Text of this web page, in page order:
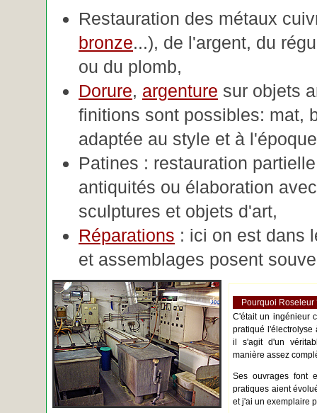
Restauration des métaux
bronze...), de l'argent, du
ou du plomb,
Dorure, argenture sur objets
finitions sont possibles: mat,
adaptée au style et à
Patines : restauration
antiquités ou élaboration
sculptures et objets d'art,
Réparations : ici on est dans
et assemblages posent
Pourquoi Roseleur
C'était un ingénieur
pratiqué l'électrolyse
il s'agit d'un
manière assez
Ses ouvrages font
pratiques aient
et j'ai un exemplaire